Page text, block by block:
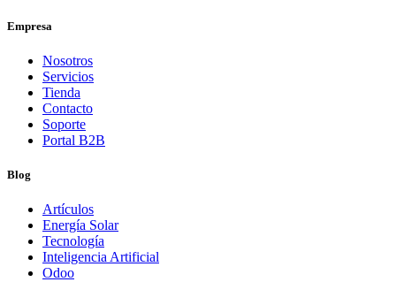
Empresa
Nosotros
Servicios
Tienda
Contacto
Soporte
Portal B2B
Blog
Artículos
Energía Solar
Tecnología
Inteligencia Artificial
Odoo